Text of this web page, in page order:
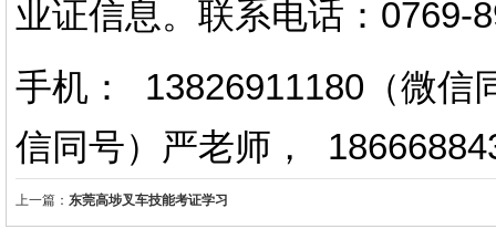
业证信息。 联系电话 ： 0769-
手机： 13826911180（微信
信同号）严老师 ，
上一篇： 东莞高埗叉车技能考证学习